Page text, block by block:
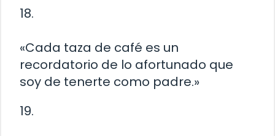
18.
«Cada taza de café es un
recordatorio de lo afortunado que
soy de tenerte como padre.»
19.